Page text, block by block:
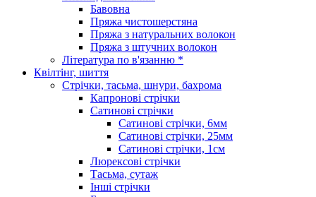
Бавовна
Пряжа чистошерстяна
Пряжа з натуральних волокон
Пряжа з штучних волокон
Література по в'язанню *
Квілтінг, шиття
Стрічки, тасьма, шнури, бахрома
Капронові стрічки
Сатинові стрічки
Сатинові стрічки, 6мм
Сатинові стрічки, 25мм
Сатинові стрічки, 1см
Люрексові стрічки
Тасьма, сутаж
Інші стрічки